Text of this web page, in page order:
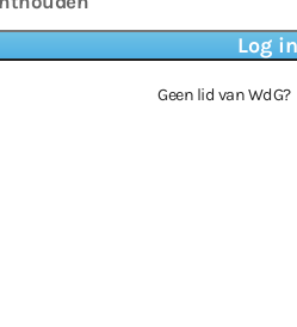
Geen lid van WdG?